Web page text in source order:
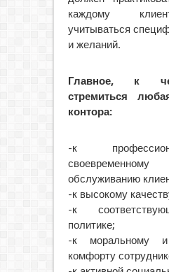
каждому
учитываться
и желаний.
Главное, к
стремиться
контора:
-к
своевременному
обслуживанию
-к высокому
-к
политике;
-к моральному и
комфорту